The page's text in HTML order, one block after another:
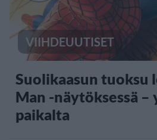
VIIHDEUUTISET
Suolikaasun tuoksu
Man -näytöksessä –
paikalta